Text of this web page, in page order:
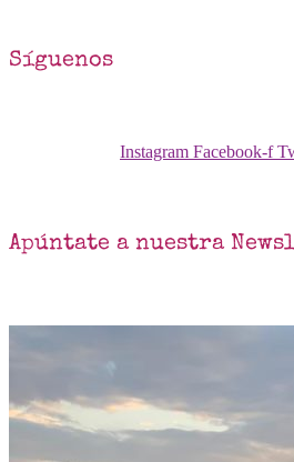
Síguenos
Instagram Facebook-f
Apúntate a nuestra